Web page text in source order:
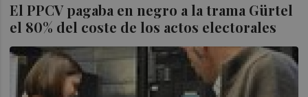
El PPCV pagaba en negro a la trama Gürtel
el 80% del coste de los actos electorales